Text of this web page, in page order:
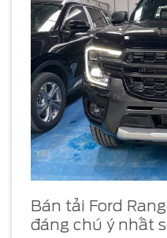
Bán tải Ford
đáng chú ý nhất